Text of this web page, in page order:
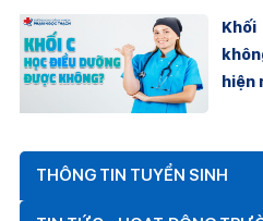
hiện
THÔNG TIN TUYỂN SINH